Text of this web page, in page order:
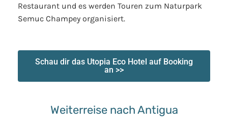
Restaurant und es werden Touren zum Naturpark
Semuc Champey organisiert.
Schau dir das Utopia Eco Hotel auf Booking
an >>
Weiterreise nach Antigua